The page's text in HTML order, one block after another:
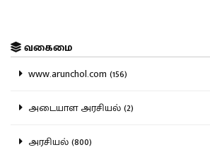
வகைமை
www.arunchol.com (156)
அடையாள அரசியல் (2)
அரசியல் (800)